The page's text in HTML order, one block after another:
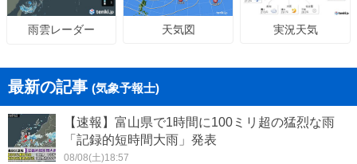
雨雲レーダー 天気図 実況天気
最新の記事 (気象予報士)
【速報】富山県で1時間に100ミリ超の猛烈な雨
「記録的短時間大雨」発表
08/08(土)18:57